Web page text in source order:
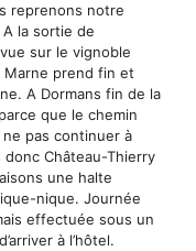
reprenons notre
la sortie de
sur le vignoble
Marne prend fin et
A Dormans fin de la
que le chemin
ne pas continuer à
Château-Thierry
une halte
nique. Journée
effectuée sous un
à l’hôtel.